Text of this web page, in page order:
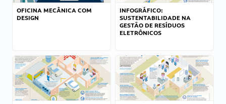
OFICINA MECÂNICA COM
DESIGN
INFOGRÁFICO:
SUSTENTABILIDADE NA
GESTÃO DE RESÍDUOS
ELETRÔNICOS